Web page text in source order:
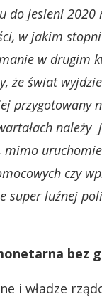
do jesieni
w jakim
w drugim
że świat
przygotowany
należy
mimo
czy
super luźnej
bez
i władze